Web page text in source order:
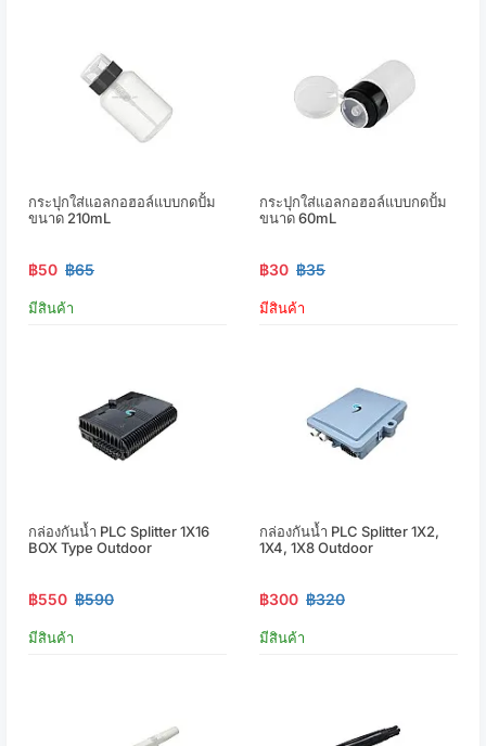
กระปุกใส่แอลกอฮอล์แบบกดปั้ม
ขนาด 210mL
฿50 ฿65
มีสินค้า
กระปุกใส่แอลกอฮอล์แบบกดปั้ม
ขนาด 60mL
฿30 ฿35
มีสินค้า
กล่องกันน้ำ PLC Splitter 1X16
BOX Type Outdoor
฿550 ฿590
มีสินค้า
กล่องกันน้ำ PLC Splitter 1X2,
1X4, 1X8 Outdoor
฿300 ฿320
มีสินค้า